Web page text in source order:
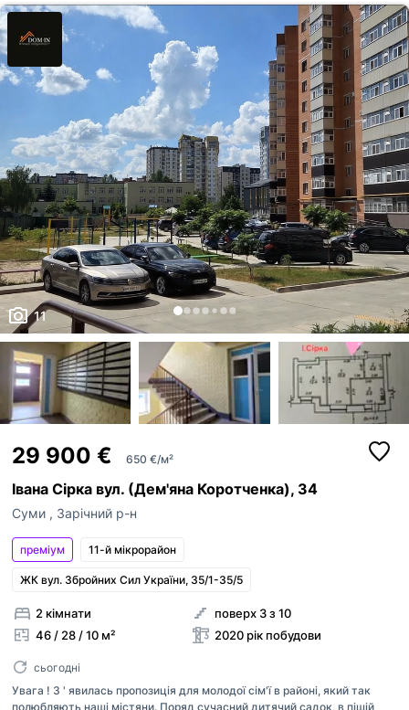
11
29 900 € 650 €/м²
Івана Сірка вул. (Дем'яна Коротченка), 34
Суми , Зарічний р-н
преміум 11-й мікрорайон
ЖК вул. Збройних Сил України, 35/1-35/5
2 кімнати
46 / 28 / 10 м²
поверх 3 з 10
2020 рік побудови
сьогодні
Увага ! З ' явилась пропозиція для молодої сім'ї в районі, який так
полюбляють наші містяни. Поряд сучасний дитячий садок, в пішій